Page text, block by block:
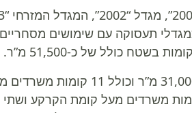
תעסוקה עם שימושים מסחריים
על שטח של כ-33,500 מ”ר וכולל 11 קומות משרדים מעל